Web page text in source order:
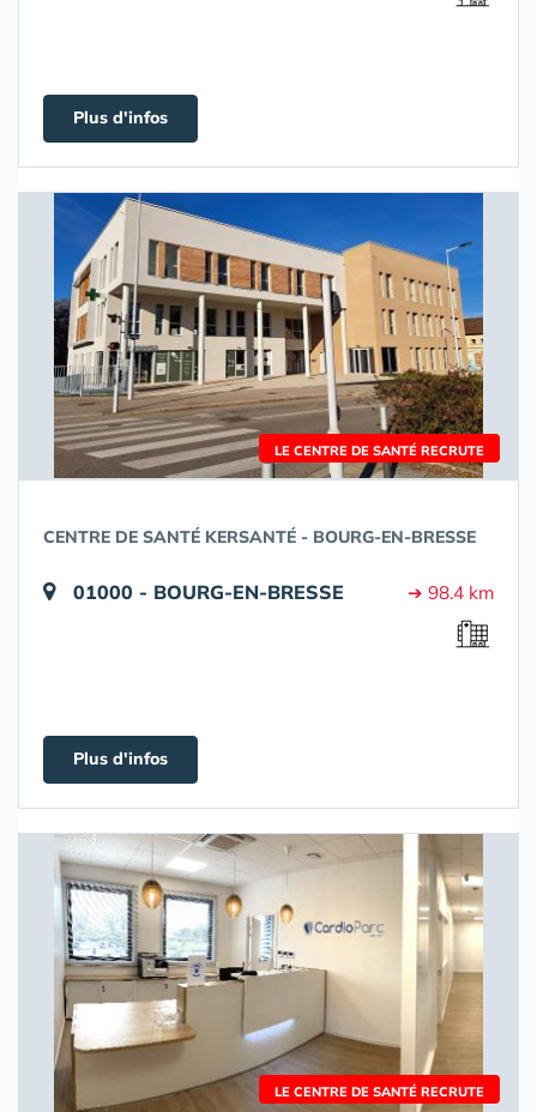
Plus d'infos
LE CENTRE DE SANTÉ RECRUTE
CENTRE DE SANTÉ KERSANTÉ - BOURG-EN-BRESSE
01000 - BOURG-EN-BRESSE ➔ 98.4 km
Plus d'infos
LE CENTRE DE SANTÉ RECRUTE